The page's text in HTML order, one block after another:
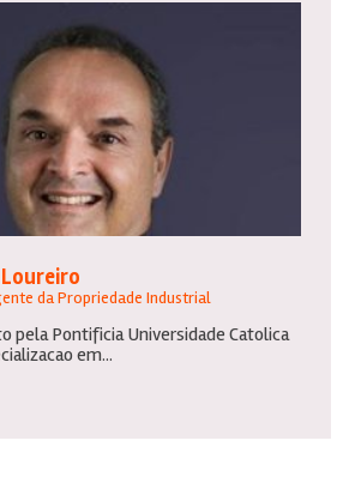
da Propriedade Industrial
pela Pontificia Universidade Catolica
em...